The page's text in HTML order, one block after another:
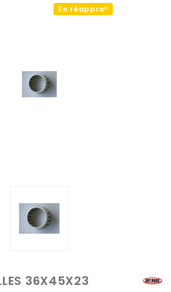
En réappro*
36X45X23